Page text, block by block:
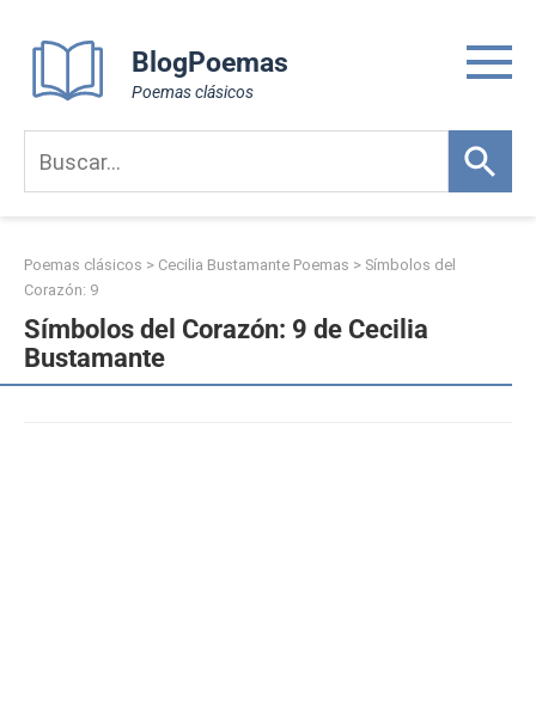
content
BlogPoemas
Poemas clásicos
Poemas clásicos > Cecilia Bustamante Poemas > Símbolos del
Corazón: 9
Símbolos del Corazón: 9 de Cecilia
Bustamante